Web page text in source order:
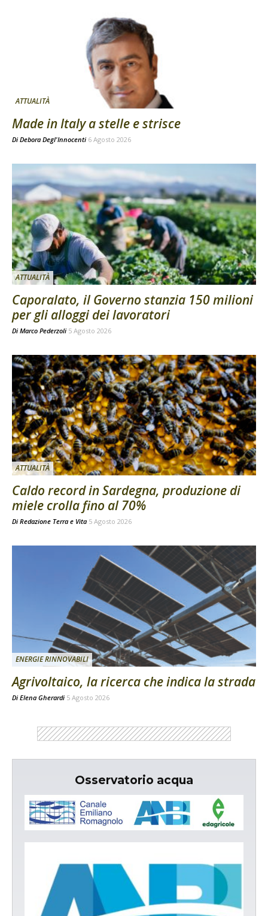
ATTUALITÀ
Made in Italy a stelle e strisce
Di Debora Degl'Innocenti 6 Agosto 2026
ATTUALITÀ
Caporalato, il Governo stanzia 150 milioni
per gli alloggi dei lavoratori
Di Marco Pederzoli 5 Agosto 2026
ATTUALITÀ
Caldo record in Sardegna, produzione di
miele crolla fino al 70%
Di Redazione Terra e Vita 5 Agosto 2026
ENERGIE RINNOVABILI
Agrivoltaico, la ricerca che indica la strada
Di Elena Gherardi 5 Agosto 2026
Osservatorio acqua